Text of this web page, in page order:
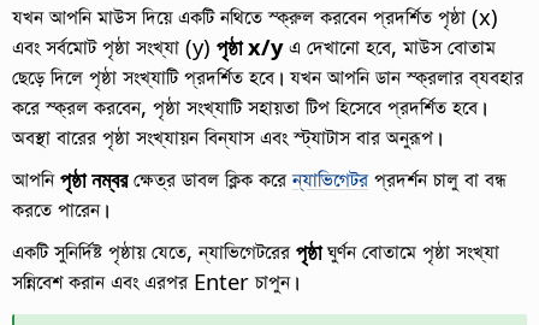
যখন আপনি মাউস দিয়ে একটি নথিতে স্ক্রুল করবেন প্রদর্শিত পৃষ্ঠা (x)
এবং সর্বমোট পৃষ্ঠা সংখ্যা (y) পৃষ্ঠা x/yএ দেখানো হবে, মাউস বোতাম
ছেড়ে দিলে পৃষ্ঠা সংখ্যাটি প্রদর্শিত হবে। যখন আপনি ডান স্ক্রলার ব্যবহার
করে স্ক্রল করবেন, পৃষ্ঠা সংখ্যাটি সহায়তা টিপ হিসেবে প্রদর্শিত হবে।
অবস্থা বারের পৃষ্ঠা সংখ্যায়ন বিন্যাস এবং স্ট্যাটাস বার অনুরূপ।
আপনিপৃষ্ঠা নম্বরক্ষেত্র ডাবল ক্লিক করেন্যাভিগেটরপ্রদর্শন চালু বা বন্ধ
করতে পারেন।
একটি সুনির্দিষ্ট পৃষ্ঠায় যেতে, ন্যাভিগেটরেরপৃষ্ঠাঘুর্ণন বোতামে পৃষ্ঠা সংখ্যা
সন্নিবেশ করান এবং এরপর Enter চাপুন।